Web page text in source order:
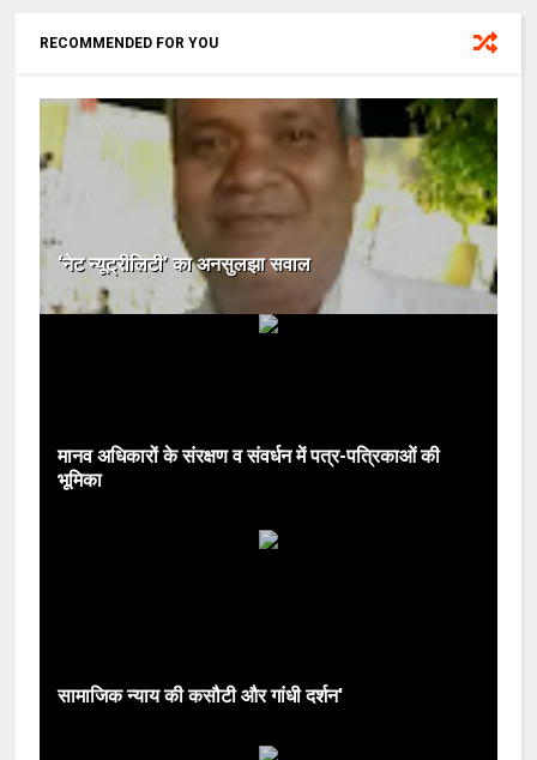
RECOMMENDED FOR YOU
‘नेट न्यूट्रीलिटी’ का अनसुलझा सवाल
मानव अधिकारों के संरक्षण व संवर्धन में पत्र-पत्रिकाओं की
भूमिका
सामाजिक न्याय की कसौटी और गांधी दर्शन'